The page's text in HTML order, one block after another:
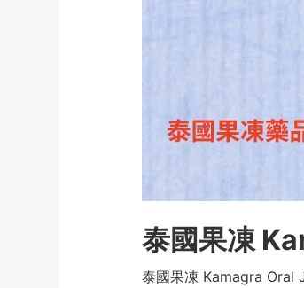
泰國果凍
泰國果凍 Kamagra Oral